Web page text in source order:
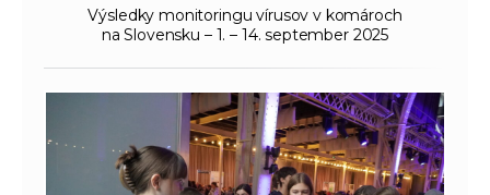
Výsledky monitoringu vírusov v komároch
na Slovensku – 1. – 14. september 2025